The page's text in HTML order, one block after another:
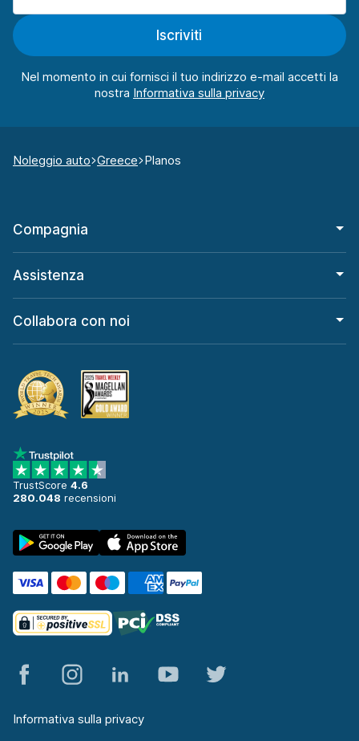
Iscriviti
Nel momento in cui fornisci il tuo indirizzo e-mail accetti la
nostra
Noleggio auto Greece Planos
Compagnia
Assistenza
Collabora con noi
TrustScore 4.6
280.048 recensioni
Informativa sulla privacy